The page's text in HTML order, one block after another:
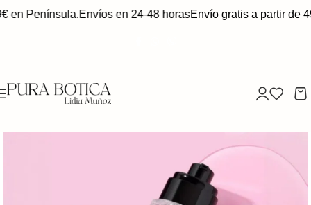
en Península.Envíos en 24-48 horasEnvío gratis a partir de